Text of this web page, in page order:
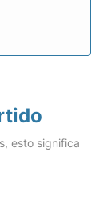
esto significa